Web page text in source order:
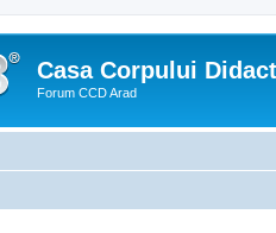
Casa Corpului
Forum CCD Arad